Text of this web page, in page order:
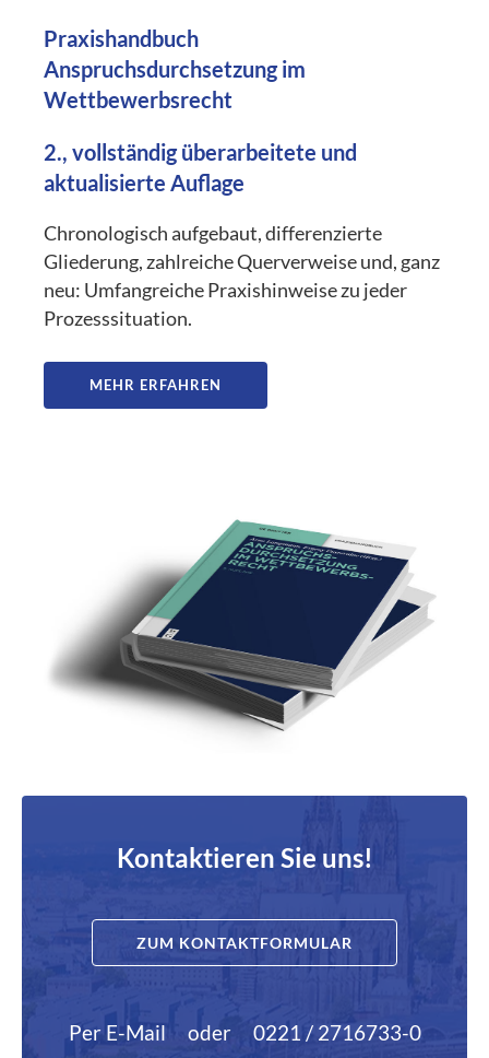
Praxishandbuch
Anspruchsdurchsetzung im
Wettbewerbsrecht
2., vollständig überarbeitete und
aktualisierte Auflage
Chronologisch aufgebaut, differenzierte
Gliederung, zahlreiche Querverweise und, ganz
neu: Umfangreiche Praxishinweise zu jeder
Prozesssituation.
MEHR ERFAHREN
Kontaktieren Sie uns!
ZUM KONTAKTFORMULAR
Per E-Mail oder 0221 / 2716733-0